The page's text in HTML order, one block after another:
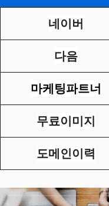
네이버
다음
마케팅파트너
무료이미지
도메인이력